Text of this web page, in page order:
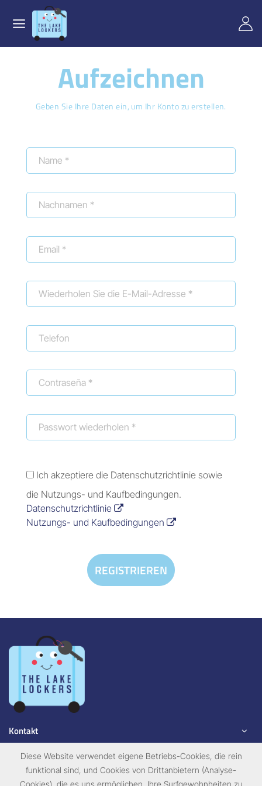
Aufzeichnen
Geben Sie Ihre Daten ein, um Ihr Konto zu erstellen.
Ich akzeptiere die Datenschutzrichtlinie sowie
die Nutzungs- und Kaufbedingungen.
Datenschutzrichtlinie
Nutzungs- und Kaufbedingungen
REGISTRIEREN
Kontakt
Entdecken
Diese Website verwendet eigene Betriebs-Cookies, die rein
funktional sind, und Cookies von Drittanbietern (Analyse-
Cookies), die es uns ermöglichen, Ihre Surfgewohnheiten zu